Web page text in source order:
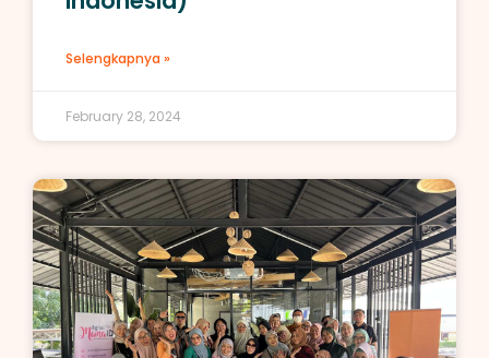
Selengkapnya »
February 28, 2024